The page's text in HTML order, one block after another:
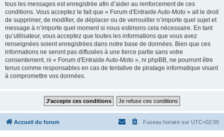
tous les messages est enregistrée afin d’aider au renforcement de ces
conditions. Vous acceptez le fait que « Forum d'Entraide Auto-Moto » ait le droit
de supprimer, de modifier, de déplacer ou de verrouiller n’importe quel sujet et
message à n’importe quel moment si nous estimons cela nécessaire. En tant
qu’utilisateur, vous acceptez que toutes les informations que vous avez
renseignées soient enregistrées dans notre base de données. Bien que ces
informations ne seront pas diffusées à une tierce partie sans votre
consentement, ni « Forum d'Entraide Auto-Moto », ni phpBB, ne pourront être
tenus comme responsables en cas de tentative de piratage informatique visant
à compromettre vos données.
Accueil du forum Fuseau horaire sur UTC+02:00